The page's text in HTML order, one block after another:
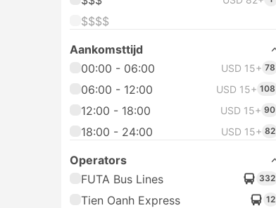
$$$$
Aankomsttijd
00:00 - 06:00
USD 15+ 78
06:00 - 12:00 USD 15+ 108
12:00 - 18:00 USD 15+ 90
18:00 - 24:00 USD 15+ 82
Operators
FUTA Bus Lines
332
Tien Oanh Express 12